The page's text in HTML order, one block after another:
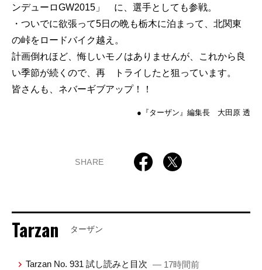
ンデューロGW2015」 に、選手としても参戦。
・ついでに欲張って5日の晩も栃木に泊まって、北関東
の峠をロードバイク越え。
計画倒れほど、悔しいモノはありませんが、これから良
い季節が続くので、再 トライしたと狙っています。
皆さんも、ネバーギブアップ！！
●『ターザン』編集長 大田原 透
SHARE
Tarzan ターザン
Tarzan No. 931 試し読みと目次 — 17時間前